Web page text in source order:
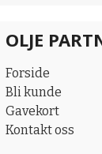
OLJE
Forside
Bli kunde
Gavekort
Kontakt oss